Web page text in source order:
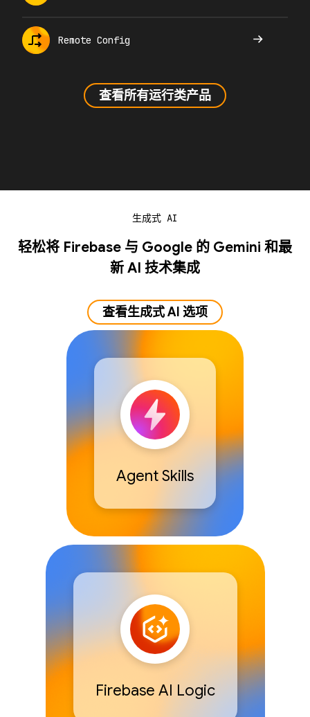
Remote Config
查看所有运行类产品
生成式 AI
轻松将 Firebase 与 Google 的 Gemini 和最
新 AI 技术集成
查看生成式 AI 选项
Agent Skills
Firebase AI Logic